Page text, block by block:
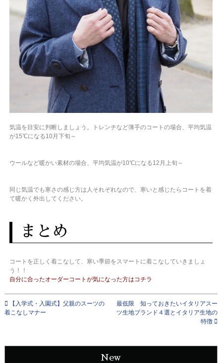
気温を目安に判断しましょう。トレンチなど薄手のコートの場合、平均気温
が15℃になる10月下旬～
ウールなど暖かい素材の場合、平均気温が10℃になる12月上旬～
同じ気温でも寒さの感じ方は人それぞれなので、寒いと感じたらコートを着
て暖かく外出してください。
まとめ
コートを正しく着こなして、寒い季節をスマートに着こなしていきましょ
う！！
自分に合ったオーダーコートが気になった方はコチラ
【入学式・入園式】父親のスーツの
着こなしマナー
最低限 知っておきたいイタリアスー
ツ生地ブランド４選とイタリア生地の
特徴
New